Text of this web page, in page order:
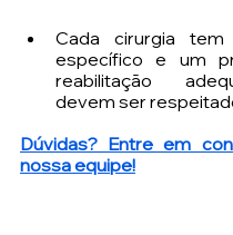
Cada cirurgia
específico e um
reabilitação
devem ser
Dúvidas? Entre em
nossa equipe!